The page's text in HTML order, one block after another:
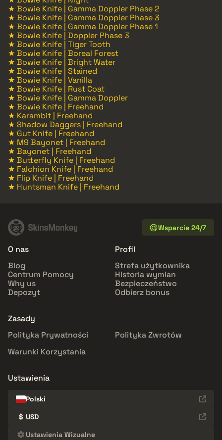
★ Bowie Knife | Gamma Doppler Phase 2
★ Bowie Knife | Gamma Doppler Phase 3
★ Bowie Knife | Gamma Doppler Phase 1
★ Bowie Knife | Doppler Phase 3
★ Bowie Knife | Tiger Tooth
★ Bowie Knife | Boreal Forest
★ Bowie Knife | Bright Water
★ Bowie Knife | Stained
★ Bowie Knife | Vanilla
★ Bowie Knife | Rust Coat
★ Bowie Knife | Gamma Doppler
★ Bowie Knife | Freehand
★ Karambit | Freehand
★ Shadow Daggers | Freehand
★ Gut Knife | Freehand
★ M9 Bayonet | Freehand
★ Bayonet | Freehand
★ Butterfly Knife | Freehand
★ Falchion Knife | Freehand
★ Flip Knife | Freehand
★ Huntsman Knife | Freehand
Wsparcie 24/7
O nas
Blog
Centrum Pomocy
Why us
Depozyt
Profil
Strefa użytkownika
Historia wymian
Bezpieczeństwo
Odbierz bonus
Zasady
Polityka Prywatności
Polityka Zwrotów
Warunki Korzystania
Ustawienia
Polski
$ USD
Ustawienia Wizualne